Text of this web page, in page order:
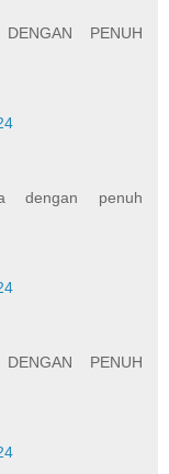
DENGAN PENUH
dengan penuh
DENGAN PENUH